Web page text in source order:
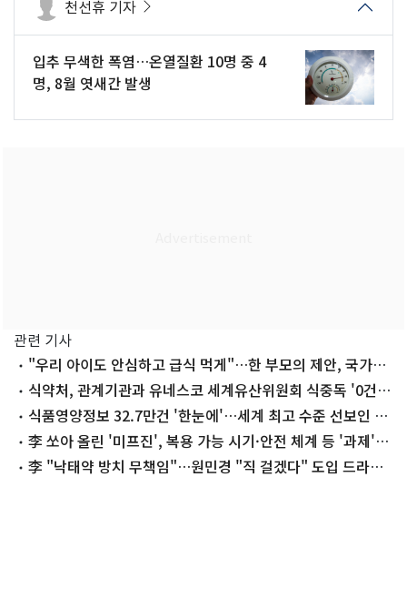
천선휴 기자
입추 무색한 폭염…온열질환 10명 중 4
명, 8월 엿새간 발생
관련 기사
"우리 아이도 안심하고 급식 먹게"…한 부모의 제안, 국가정
책 됐다
식약처, 관계기관과 유네스코 세계유산위원회 식중독 '0건'
달성식품영양정보 32.7만건 '한눈에'…세계 최고 수준 선보인 식
약처李 쏘아 올린 '미프진', 복용 가능 시기·안전 체계 등 '과제'
산적李 "낙태약 방치 무책임"…원민경 "직 걸겠다" 도입 드라이